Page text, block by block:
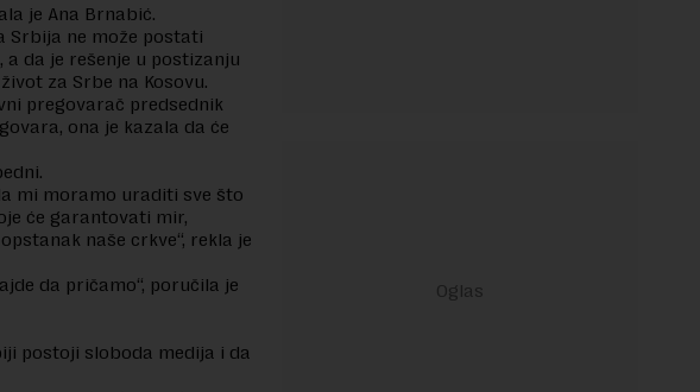
je Ana Brnabić.
Srbija ne može postati
da je rešenje u postizanju
za Srbe na Kosovu.
pregovarač predsednik
ona je kazala da će
mi moramo uraditi sve što
će garantovati mir,
naše crkve“, rekla je
da pričamo“, poručila je
postoji sloboda medija i da